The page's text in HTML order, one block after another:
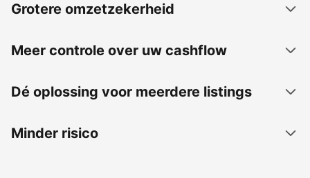
Grotere omzetzekerheid
Meer controle over uw cashflow
Dé oplossing voor meerdere listings
Minder risico